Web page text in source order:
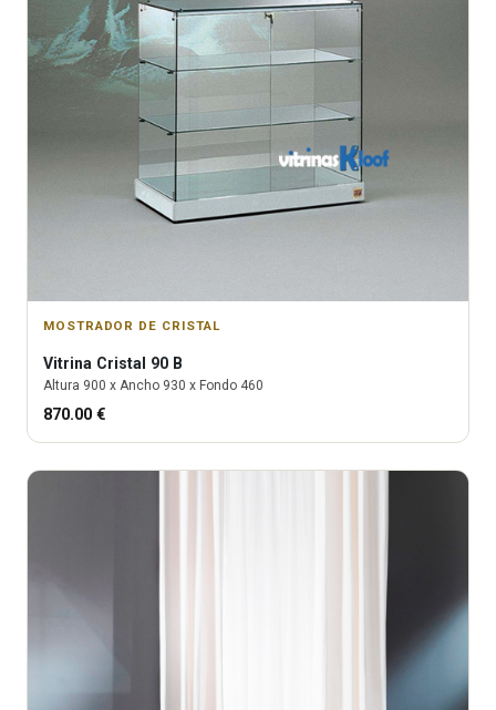
MOSTRADOR DE CRISTAL
Vitrina Cristal 90 B
Altura 900 x Ancho 930 x Fondo 460
870.00 €